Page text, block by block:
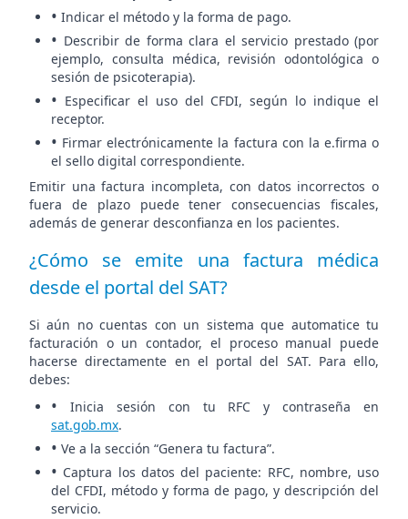
• Indicar el método y la forma de pago.
• Describir de forma clara el servicio prestado (por
ejemplo, consulta médica, revisión odontológica o
sesión de psicoterapia).
• Especificar el uso del CFDI, según lo indique el
receptor.
• Firmar electrónicamente la factura con la e.firma o
el sello digital correspondiente.
Emitir una factura incompleta, con datos incorrectos o
fuera de plazo puede tener consecuencias fiscales,
además de generar desconfianza en los pacientes.
¿Cómo se emite una factura médica
desde el portal del SAT?
Si aún no cuentas con un sistema que automatice tu
facturación o un contador, el proceso manual puede
hacerse directamente en el portal del SAT. Para ello,
debes:
• Inicia sesión con tu RFC y contraseña en
sat.gob.mx.
• Ve a la sección “Genera tu factura”.
• Captura los datos del paciente: RFC, nombre, uso
del CFDI, método y forma de pago, y descripción del
servicio.